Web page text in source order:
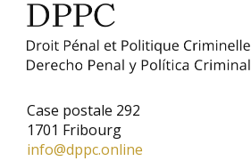
Case postale 292
1701 Fribourg
info@dppc.online